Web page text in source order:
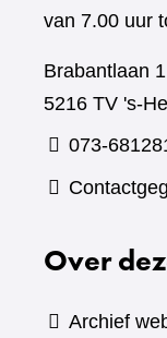
van 7.00 uur
Brabantlaan 1
5216 TV 's-
073-
Over
Archief